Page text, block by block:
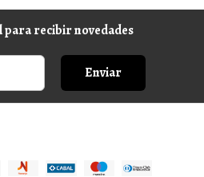
para recibir novedades
Enviar